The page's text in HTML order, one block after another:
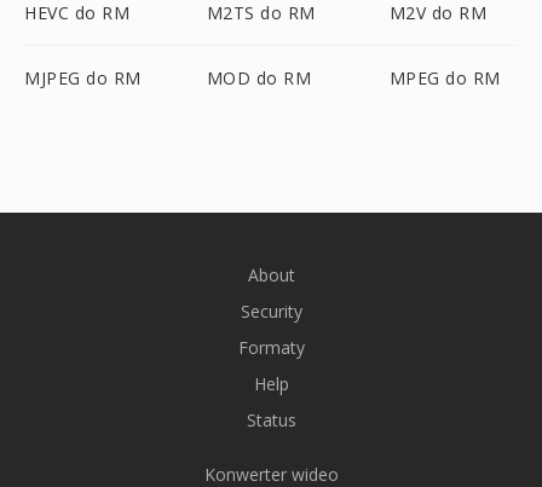
HEVC do RM M2TS do RM M2V do RM
MJPEG do RM MOD do RM MPEG do RM
About
Security
Formaty
Help
Status
Konwerter wideo